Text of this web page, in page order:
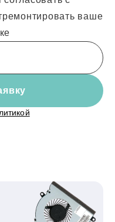
ваше